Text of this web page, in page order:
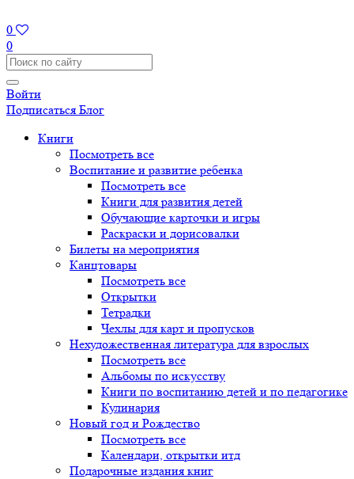
0
0
Войти
Подписаться Блог
Книги
Посмотреть все
Воспитание и развитие ребенка
Посмотреть все
Книги для развития детей
Обучающие карточки и игры
Раскраски и дорисовалки
Билеты на мероприятия
Канцтовары
Посмотреть все
Открытки
Тетрадки
Чехлы для карт и пропусков
Нехудожественная литература для взрослых
Посмотреть все
Альбомы по искусству
Книги по воспитанию детей и по педагогике
Кулинария
Новый год и Рождество
Посмотреть все
Календари, открытки итд
Подарочные издания книг